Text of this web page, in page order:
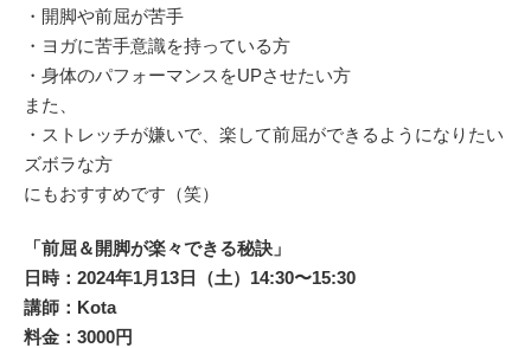
・開脚や前屈が苦手
・ヨガに苦手意識を持っている方
・身体のパフォーマンスをUPさせたい方
また、
・ストレッチが嫌いで、楽して前屈ができるようになりたい
ズボラな方
にもおすすめです（笑）
「前屈＆開脚が楽々できる秘訣」
日時：2024年1月13日（土）14:30〜15:30
講師：Kota
料金：3000円